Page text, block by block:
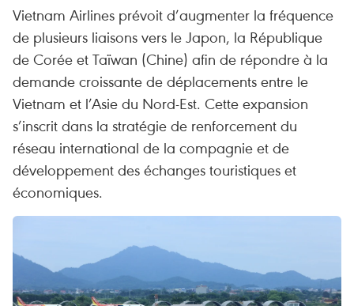
Vietnam Airlines prévoit d’augmenter la fréquence
de plusieurs liaisons vers le Japon, la République
de Corée et Taïwan (Chine) afin de répondre à la
demande croissante de déplacements entre le
Vietnam et l’Asie du Nord-Est. Cette expansion
s’inscrit dans la stratégie de renforcement du
réseau international de la compagnie et de
développement des échanges touristiques et
économiques.